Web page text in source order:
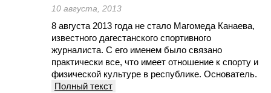
10 августа, 2013
8 августа 2013 года не стало Магомеда Канаева,
известного дагестанского спортивного
журналиста. С его именем было связано
практически все, что имеет отношение к спорту и
физической культуре в республике. Основатель.
Полный текст